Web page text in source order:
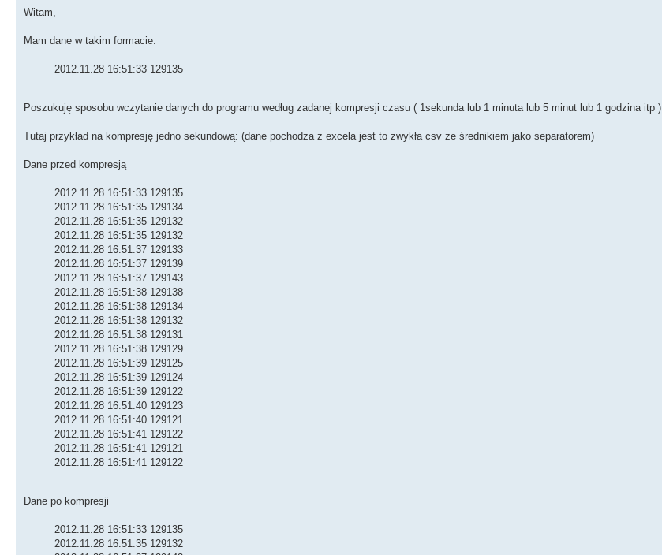
Witam,
Mam dane w takim formacie:
2012.11.28 16:51:33 129135
Poszukuję sposobu wczytanie danych do programu według zadanej kompresji czasu ( 1sekunda lub 1 minuta lub 5 minut lub 1 godzina itp )
Tutaj przykład na kompresję jedno sekundową: (dane pochodza z excela jest to zwykła csv ze średnikiem jako separatorem)
Dane przed kompresją
2012.11.28 16:51:33 129135
2012.11.28 16:51:35 129134
2012.11.28 16:51:35 129132
2012.11.28 16:51:35 129132
2012.11.28 16:51:37 129133
2012.11.28 16:51:37 129139
2012.11.28 16:51:37 129143
2012.11.28 16:51:38 129138
2012.11.28 16:51:38 129134
2012.11.28 16:51:38 129132
2012.11.28 16:51:38 129131
2012.11.28 16:51:38 129129
2012.11.28 16:51:39 129125
2012.11.28 16:51:39 129124
2012.11.28 16:51:39 129122
2012.11.28 16:51:40 129123
2012.11.28 16:51:40 129121
2012.11.28 16:51:41 129122
2012.11.28 16:51:41 129121
2012.11.28 16:51:41 129122
Dane po kompresji
2012.11.28 16:51:33 129135
2012.11.28 16:51:35 129132